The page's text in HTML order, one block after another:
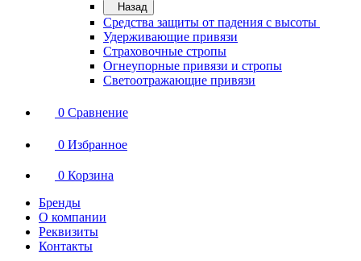
Назад
Средства защиты от падения с высоты
Удерживающие привязи
Страховочные стропы
Огнеупорные привязи и стропы
Светоотражающие привязи
0 Сравнение
0 Избранное
0 Корзина
Бренды
О компании
Реквизиты
Контакты